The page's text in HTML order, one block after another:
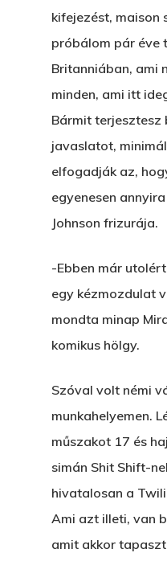
kifejezést, maison
próbálom pár éve
Britanniában, ami
minden, ami itt
Bármit terjesztesz
javaslatot,
elfogadják az,
egyenesen
Johnson frizurája.
-Ebben már
egy kézmozdulat
mondta minap
komikus hölgy.
Szóval volt némi
munkahelyemen.
műszakot 17 és
simán Shit Shift-
hivatalosan a
Ami azt illeti, van
amit akkor